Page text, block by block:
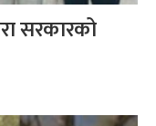
सरकारको